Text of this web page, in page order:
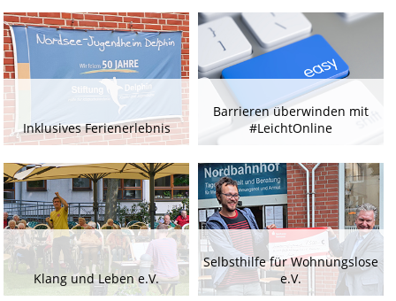
Inklusives Ferienerlebnis
Barrieren überwinden mit
#LeichtOnline
Klang und Leben e.V.
Selbsthilfe für Wohnungslose
e.V.